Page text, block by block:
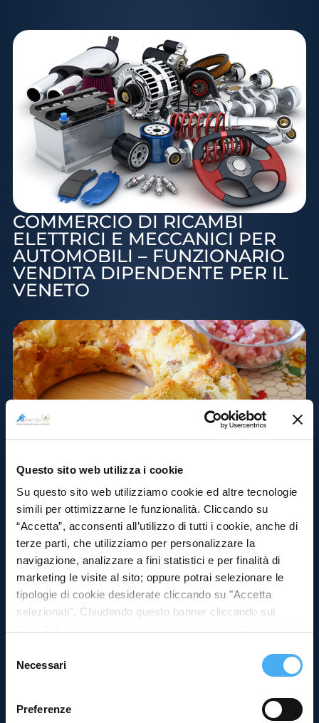
Questo sito web utilizza i cookie
Su questo sito web utilizziamo cookie ed altre tecnologie
simili per ottimizzarne le funzionalità. Cliccando su
“Accetta”, acconsenti all’utilizzo di tutti i cookie, anche di
terze parti, che utilizziamo per personalizzare la
navigazione, analizzare a fini statistici e per finalità di
marketing le visite al sito; oppure potrai selezionare le
tipologie di cookie desiderate cliccando su "Accetta
selezionati". Chiudendo questo banner cliccando sul
modificare le tue preferenze in ogni momento mediante il
link “Impostazione dei cookie” a fine pagina. Per ulteriori
Cookie
Policy.
delNecessari
Preferenze
COMMERCIO DI RICAMBI
ELETTRICI E MECCANICI PER
AUTOMOBILI – FUNZIONARIO
VENDITA DIPENDENTE PER IL
VENETO
PRODUTTORE DI ALIMENTI DA
FORNO – TRIVENETO E
LOMBARDIA